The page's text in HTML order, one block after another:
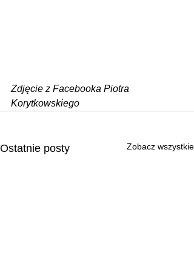
Zdjęcie z Facebooka Piotra
Korytkowskiego
Ostatnie posty Zobacz wszystkie